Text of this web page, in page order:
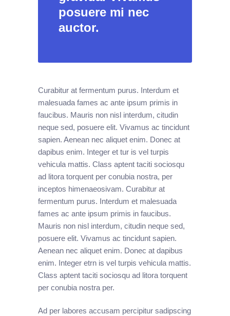
posuere mi nec
auctor.
Curabitur at fermentum purus. Interdum et
malesuada fames ac ante ipsum primis in
faucibus. Mauris non nisl interdum, citudin
neque sed, posuere elit. Vivamus ac tincidunt
sapien. Aenean nec aliquet enim. Donec at
dapibus enim. Integer et tur is vel turpis
vehicula mattis. Class aptent taciti sociosqu
ad litora torquent per conubia nostra, per
inceptos himenaeosivam. Curabitur at
fermentum purus. Interdum et malesuada
fames ac ante ipsum primis in faucibus.
Mauris non nisl interdum, citudin neque sed,
posuere elit. Vivamus ac tincidunt sapien.
Aenean nec aliquet enim. Donec at dapibus
enim. Integer etrn is vel turpis vehicula mattis.
Class aptent taciti sociosqu ad litora torquent
per conubia nostra per.
Ad per labores accusam percipitur sadipscing